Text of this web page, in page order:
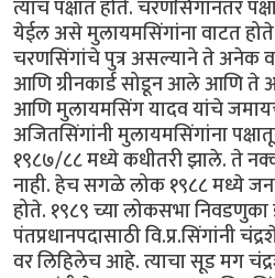
त्याच पक्षात होते. चरणसिंगांनंतर
येईल असे मुलायमसिंगांना वाटत
चरणसिंगांचे पुत्र असल्याने ते अनेक
आणि ग्रीनकार्ड सोडून आले आणि ते
आणि मुलायमसिंग यादव यांचे
अजितसिंगांनी मुलायमसिंगांना
१९८७/८८ मध्ये कधीतरी झाले. ते
नाही. हेच सगळे लोक १९८८ मध्ये
होते. १९८९ च्या लोकसभा
पंतप्रधानपदासाठी वि.प्र.सिंगांनी
वर लिहिलेच आहे. त्याचा सूड मग